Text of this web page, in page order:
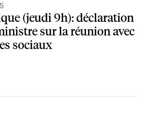
(jeudi 9h): déclaration
sur la réunion avec
sociaux